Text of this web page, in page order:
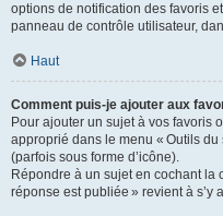
options de notification des favoris
panneau de contrôle utilisateur,
Haut
Comment puis-je ajouter aux
Pour ajouter un sujet à vos favoris
approprié dans le menu « Outils
(parfois sous forme d’icône).
Répondre à un sujet en cochant la
réponse est publiée » revient à s’y